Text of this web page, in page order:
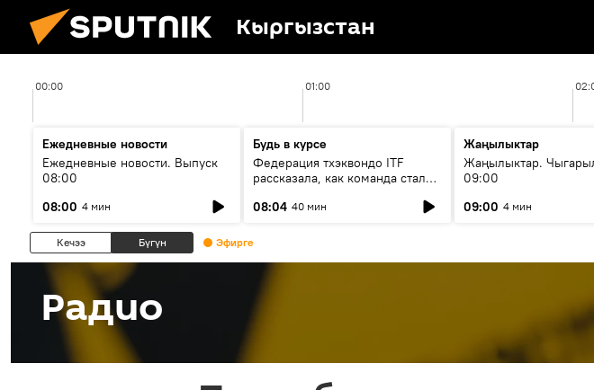
Кыргызстан
00:00 01:00
Ежедневные новости
Ежедневные новости. Выпуск
08:00
08:00 4 мин
Будь в курсе
Федерация тхэквондо ITF
рассказала, как команда стала
08:04 40 мин
Жаңылыктар
Жаңылыктар.
09:00
09:00 4 мин
Кечээ Бүгүн Эфирге
Радио